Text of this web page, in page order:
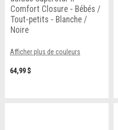
Comfort Closure - Bébés /
Tout-petits - Blanche /
Noire
Afficher plus de couleurs
64,99 $